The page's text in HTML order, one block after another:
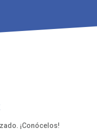
¡Conócelos!